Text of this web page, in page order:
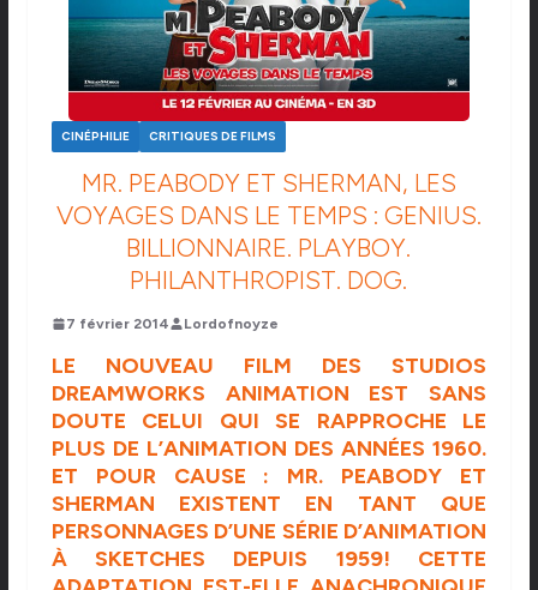
CINÉPHILIE CRITIQUES DE FILMS
MR. PEABODY ET SHERMAN, LES
VOYAGES DANS LE TEMPS : GENIUS.
BILLIONNAIRE. PLAYBOY.
PHILANTHROPIST. DOG.
7 février 2014 Lordofnoyze
LE NOUVEAU FILM DES STUDIOS
DREAMWORKS ANIMATION EST SANS
DOUTE CELUI QUI SE RAPPROCHE LE
PLUS DE L’ANIMATION DES ANNÉES 1960.
ET POUR CAUSE : MR. PEABODY ET
SHERMAN EXISTENT EN TANT QUE
PERSONNAGES D’UNE SÉRIE D’ANIMATION
À SKETCHES DEPUIS 1959! CETTE